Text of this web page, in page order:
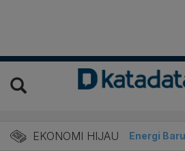
EKONOMI HIJAU Energi Baru